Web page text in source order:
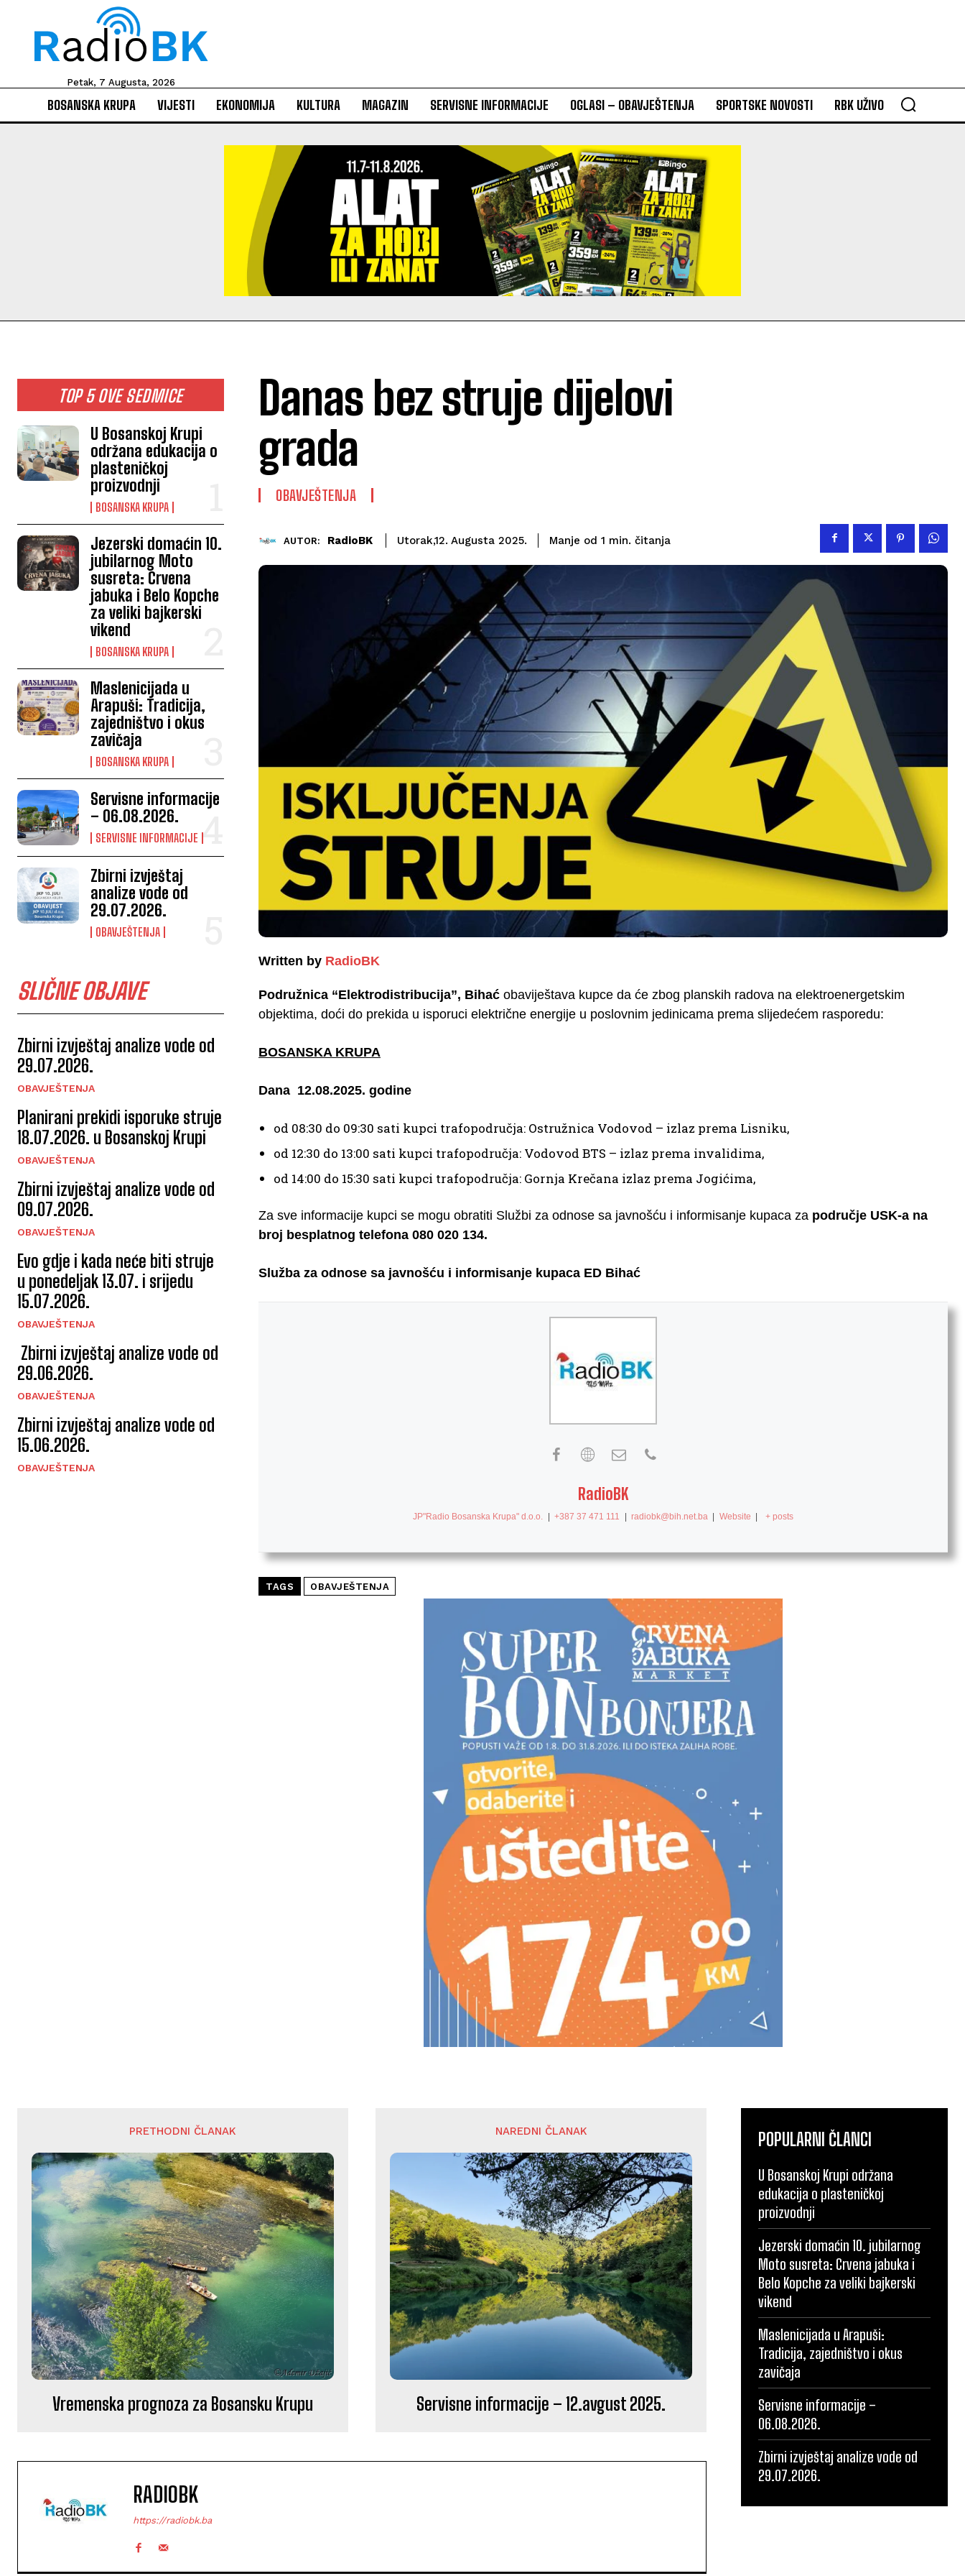
Petak, 7 Augusta, 2026
BOSANSKA KRUPA VIJESTI EKONOMIJA KULTURA MAGAZIN SERVISNE INFORMACIJE OGLASI – OBAVJEŠTENJA SPORTSKE NOVOSTI RBK UŽIVO
TOP 5 OVE SEDMICE
U Bosanskoj Krupi
održana edukacija o
plasteničkoj
proizvodnji
BOSANSKA KRUPA
Jezerski domaćin 10.
jubilarnog Moto
susreta: Crvena
jabuka i Belo Kopche
za veliki bajkerski
vikend
BOSANSKA KRUPA
Maslenicijada u
Arapuši: Tradicija,
zajedništvo i okus
zavičaja
BOSANSKA KRUPA
Servisne informacije
– 06.08.2026.
SERVISNE INFORMACIJE
Zbirni izvještaj
analize vode od
29.07.2026.
OBAVJEŠTENJA
SLIČNE OBJAVE
Zbirni izvještaj analize vode od
29.07.2026.
OBAVJEŠTENJA
Planirani prekidi isporuke struje
18.07.2026. u Bosanskoj Krupi
OBAVJEŠTENJA
Zbirni izvještaj analize vode od
09.07.2026.
OBAVJEŠTENJA
Evo gdje i kada neće biti struje
u ponedeljak 13.07. i srijedu
15.07.2026.
OBAVJEŠTENJA
Zbirni izvještaj analize vode od
29.06.2026.
OBAVJEŠTENJA
Zbirni izvještaj analize vode od
15.06.2026.
OBAVJEŠTENJA
Danas bez struje dijelovi
grada
OBAVJEŠTENJA
AUTOR: RadioBK Utorak,12. Augusta 2025. Manje od 1 min. čitanja
Written by RadioBK
Podružnica “Elektrodistribucija”, Bihać obaviještava kupce da će zbog planskih radova na elektroenergetskim
objektima, doći do prekida u isporuci električne energije u poslovnim jedinicama prema slijedećem rasporedu:
BOSANSKA KRUPA
Dana 12.08.2025. godine
od 08:30 do 09:30 sati kupci trafopodručja: Ostružnica Vodovod – izlaz prema Lisniku,
od 12:30 do 13:00 sati kupci trafopodručja: Vodovod BTS – izlaz prema invalidima,
od 14:00 do 15:30 sati kupci trafopodručja: Gornja Krečana izlaz prema Jogićima,
Za sve informacije kupci se mogu obratiti Službi za odnose sa javnošću i informisanje kupaca za područje USK-a na
broj besplatnog telefona 080 020 134.
Služba za odnose sa javnošću i informisanje kupaca ED Bihać
RadioBK
JP"Radio Bosanska Krupa" d.o.o. +387 37 471 111 radiobk@bih.net.ba Website + posts
TAGS OBAVJEŠTENJA
PRETHODNI ČLANAK
Vremenska prognoza za Bosansku Krupu
NAREDNI ČLANAK
Servisne informacije – 12.avgust 2025.
RADIOBK
https://radiobk.ba
POPULARNI ČLANCI
U Bosanskoj Krupi održana
edukacija o plasteničkoj
proizvodnji
Jezerski domaćin 10. jubilarnog
Moto susreta: Crvena jabuka i
Belo Kopche za veliki bajkerski
vikend
Maslenicijada u Arapuši:
Tradicija, zajedništvo i okus
zavičaja
Servisne informacije –
06.08.2026.
Zbirni izvještaj analize vode od
29.07.2026.